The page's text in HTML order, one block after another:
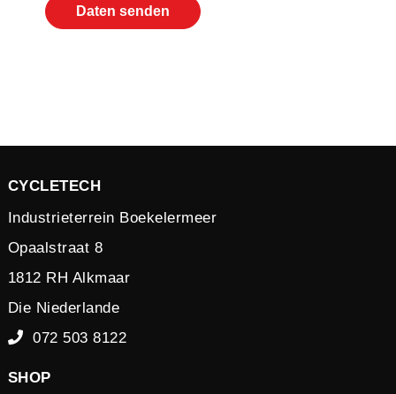
Daten senden
CYCLETECH
Industrieterrein Boekelermeer
Opaalstraat 8
1812 RH Alkmaar
Die Niederlande
072 503 8122
SHOP